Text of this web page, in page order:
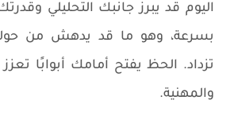
اليوم قد يبرز جانبك التحليلي
بسرعة، وهو ما قد يدهش من
تزداد. الحظ يفتح أمامك أبوابًا
والمهنية.